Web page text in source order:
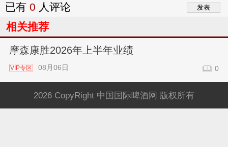
已有 0 人评论
相关推荐
摩森康胜2026年上半年业绩
VIP专区 08月06日 0
2026 CopyRight 中国国际啤酒网 版权所有